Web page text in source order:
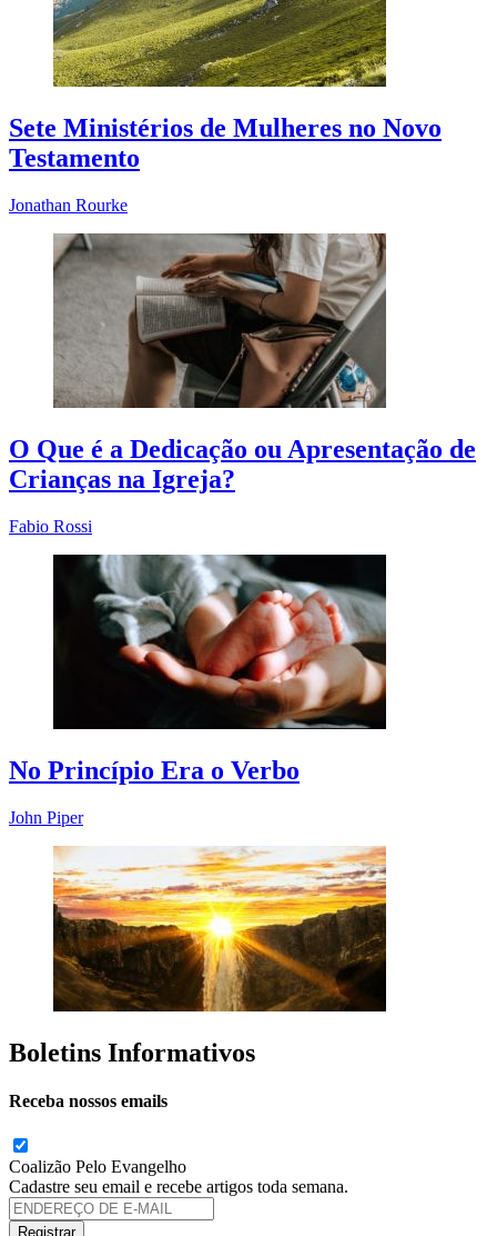
Sete Ministérios de Mulheres no Novo
Testamento
Jonathan Rourke
O Que é a Dedicação ou Apresentação de
Crianças na Igreja?
Fabio Rossi
No Princípio Era o Verbo
John Piper
Boletins Informativos
Receba nossos emails
Coalizão Pelo Evangelho
Cadastre seu email e recebe artigos toda semana.